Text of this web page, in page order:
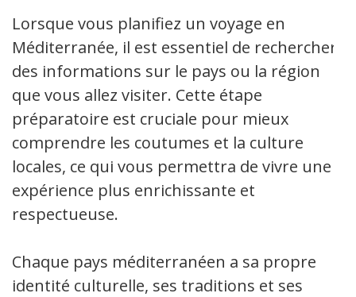
Lorsque vous planifiez un voyage en
Méditerranée, il est essentiel de rechercher
des informations sur le pays ou la région
que vous allez visiter. Cette étape
préparatoire est cruciale pour mieux
comprendre les coutumes et la culture
locales, ce qui vous permettra de vivre une
expérience plus enrichissante et
respectueuse.
Chaque pays méditerranéen a sa propre
identité culturelle, ses traditions et ses